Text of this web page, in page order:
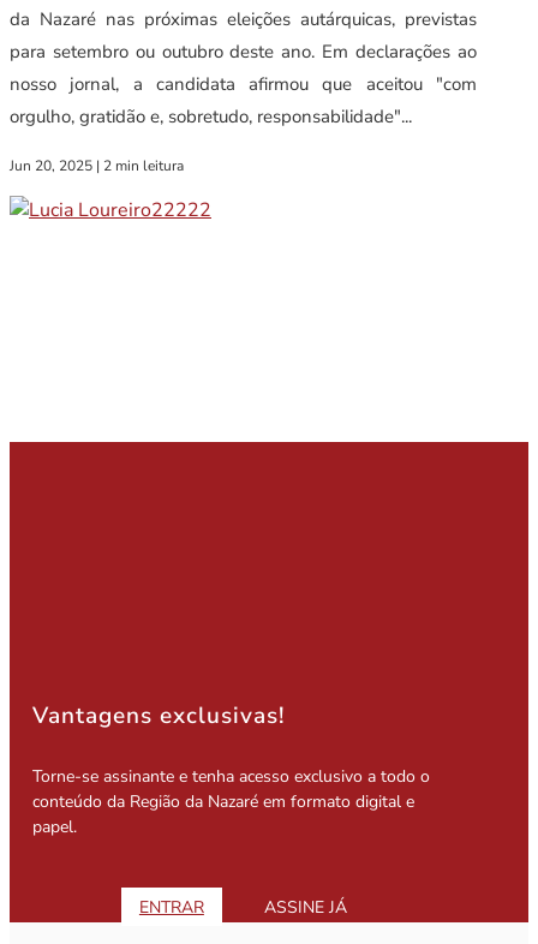
da Nazaré nas próximas eleições autárquicas, previstas
para setembro ou outubro deste ano. Em declarações ao
nosso jornal, a candidata afirmou que aceitou "com
orgulho, gratidão e, sobretudo, responsabilidade"...
Jun 20, 2025 | 2 min leitura
Vantagens exclusivas!
Torne-se assinante e tenha acesso exclusivo a todo o
conteúdo da Região da Nazaré em formato digital e
papel.
ENTRAR ASSINE JÁ